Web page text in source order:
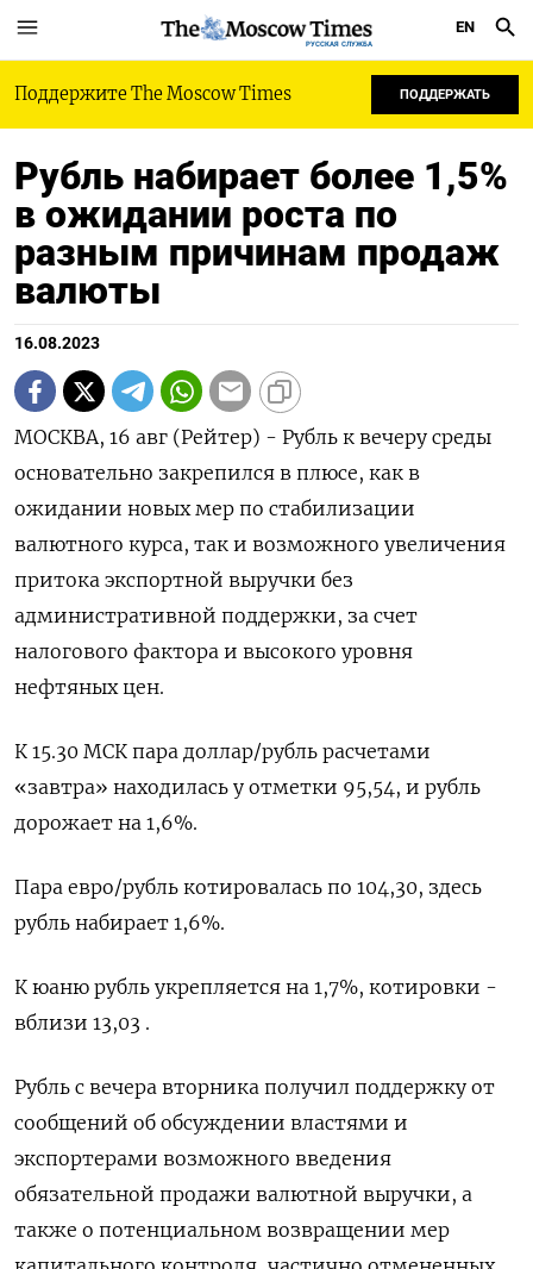
РУССКАЯ СЛУЖБА
EN
Поддержите The Moscow Times ПОДДЕРЖАТЬ
Рубль набирает более 1,5%
в ожидании роста по
разным причинам продаж
валюты
16.08.2023
МОСКВА, 16 авг (Рейтер) - Рубль к вечеру среды
основательно закрепился в плюсе, как в
ожидании новых мер по стабилизации
валютного курса, так и возможного увеличения
притока экспортной выручки без
административной поддержки, за счет
налогового фактора и высокого уровня
нефтяных цен.
К 15.30 МСК пара доллар/рубль расчетами
«завтра» находилась у отметки 95,54, и рубль
дорожает на 1,6%.
Пара евро/рубль котировалась по 104,30, здесь
рубль набирает 1,6%.
К юаню рубль укрепляется на 1,7%, котировки -
вблизи 13,03 .
Рубль с вечера вторника получил поддержку от
сообщений об обсуждении властями и
экспортерами возможного введения
обязательной продажи валютной выручки, а
также о потенциальном возвращении мер